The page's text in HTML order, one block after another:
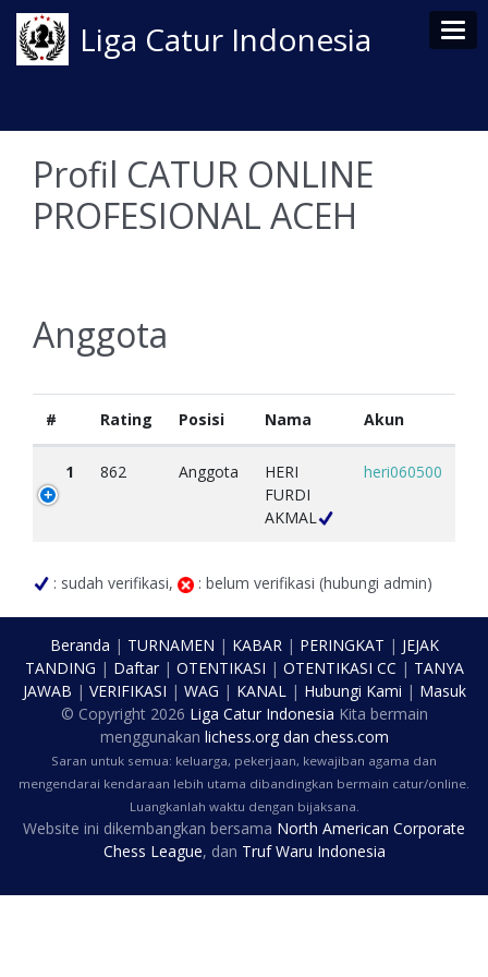
Liga Catur Indonesia
Profil CATUR ONLINE
PROFESIONAL ACEH
Anggota
# Rating Posisi Nama Akun
1 862 Anggota
HERI
FURDI
AKMAL
heri060500
: sudah verifikasi, : belum verifikasi (hubungi admin)
Beranda | TURNAMEN | KABAR| PERINGKAT | JEJAK
TANDING | Daftar| OTENTIKASI | OTENTIKASI CC | TANYA
JAWAB | VERIFIKASI | WAG | KANAL| Hubungi Kami | Masuk
© Copyright 2026 Liga Catur Indonesia Kita bermain
menggunakan lichess.orgdan chess.com
Saran untuk semua: keluarga, pekerjaan, kewajiban agama dan
mengendarai kendaraan lebih utama dibandingkan bermain catur/online.
Luangkanlah waktu dengan bijaksana.
Website ini dikembangkan bersama North American Corporate
Chess League, dan Truf Waru Indonesia